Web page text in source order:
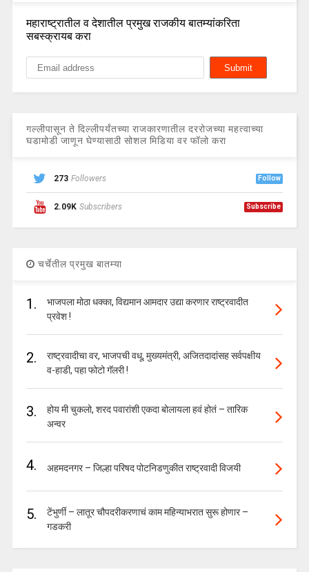
महाराष्ट्रातील व देशातील प्रमुख राजकीय बातम्यांकरिता
सबस्क्रायब करा
गल्लीपासून ते दिल्लीपर्यंतच्या राजकारणातील दररोजच्या महत्वाच्या
घडामोडी जाणून घेण्यासाठी सोशल मिडिया वर फॉलो करा
273 Followers Follow
2.09K Subscribers Subscribe
चर्चेतील प्रमुख बातम्या
1.
भाजपला मोठा धक्का, विद्यमान आमदार उद्या करणार राष्ट्रवादीत
प्रवेश !
2.
राष्ट्रवादीचा वर, भाजपची वधू, मुख्यमंत्री, अजितदादांसह सर्वपक्षीय
व-हाडी, पहा फोटो गॅलरी !
3.
होय मी चुकलो, शरद पवारांशी एकदा बोलायला हवं होतं – तारिक
अन्वर
4. अहमदनगर – जिल्हा परिषद पोटनिडणुकीत राष्ट्रवादी विजयी
5.
टेंभुर्णी – लातूर चौपदरीकरणाचं काम महिन्याभरात सुरू होणार –
गडकरी